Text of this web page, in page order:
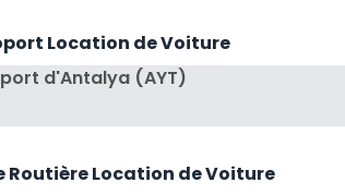
Location de Voiture
d'Antalya (AYT)
Routière Location de Voiture